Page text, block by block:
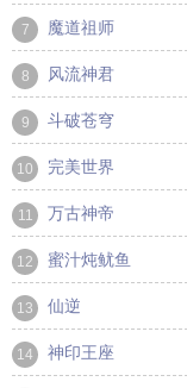
7 魔道祖师
8 风流神君
9 斗破苍穹
10 完美世界
11 万古神帝
12 蜜汁炖鱿鱼
13 仙逆
14 神印王座